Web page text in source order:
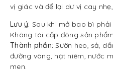
vị giác và để lại dư vị cay
Lưu ý: Sau khi mở bao bì
Không tái cấp đông sản
Thành phần: Sườn heo, sả,
đường vàng, hạt niêm, nước
men.